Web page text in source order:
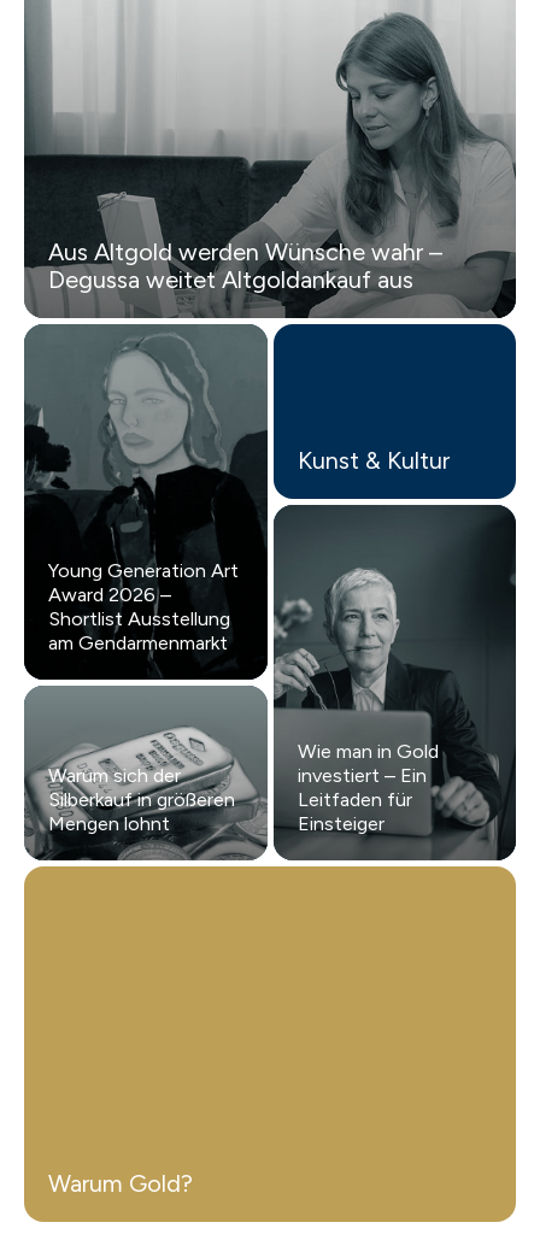
Aus Altgold werden Wünsche wahr –
Degussa weitet Altgoldankauf aus
Young Generation Art
Award 2026 –
Shortlist Ausstellung
am Gendarmenmarkt
Kunst & Kultur
Wie man in Gold
investiert – Ein
Leitfaden für
Einsteiger
Warum sich der
Silberkauf in größeren
Mengen lohnt
Warum Gold?